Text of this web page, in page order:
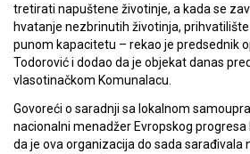
tretirati napuštene životinje, a kada se
hvatanje nezbrinutih životinja,
punom kapacitetu – rekao je predsednik
Todorović i dodao da je objekat danas
vlasotinačkom Komunalacu.
Govoreći o saradnji sa lokalnom
nacionalni menadžer Evropskog progresa
da je ova organizacija do sada sarađivala